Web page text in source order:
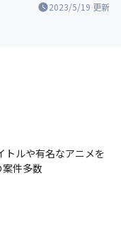
2023/5/19 更新
ルや有名なアニメを
件多数